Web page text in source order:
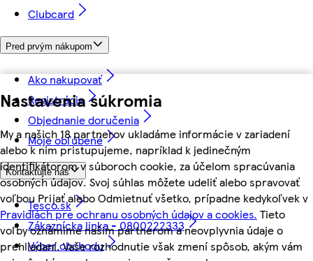
Nastavenia súkromia
My a našich 18 partnerov ukladáme informácie v zariadení
alebo k nim pristupujeme, napríklad k jedinečným
identifikátorom v súboroch cookie, za účelom spracúvania
osobných údajov. Svoj súhlas môžete udeliť alebo spravovať
voľbou Prijať alebo Odmietnuť všetko, prípadne kedykoľvek v
Pravidlách pre ochranu osobných údajov a cookies. Tieto
voľby oznámime našim partnerom a neovplyvnia údaje o
prehliadaní. Vaše rozhodnutie však zmení spôsob, akým vám
Clubcard
Pred prvým nákupom
Ako nakupovať
Registrácia
Objednanie doručenia
Moje obľúbené
Kontaktujte nás
Tesco.sk
Zákaznícka linka - 0800222333
Výber obchodu